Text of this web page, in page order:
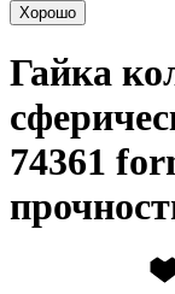
Хорошо
Гайка
74361